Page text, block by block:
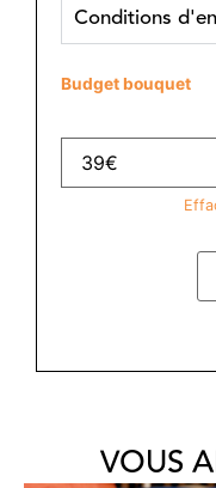
Conditions
Budget bouquet
VOUS